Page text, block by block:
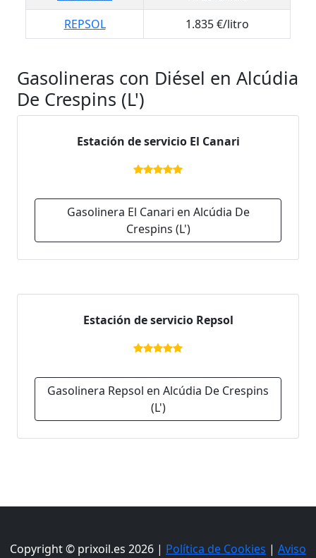
REPSOL
1.835 €/litro
Gasolineras con Diésel en Alcúdia
De Crespins (L')
Estación de servicio El Canari
Gasolinera El Canari en Alcúdia De
Crespins (L')
Estación de servicio Repsol
Gasolinera Repsol en Alcúdia De Crespins
(L')
Copyright © prixoil.es 2026 | Política de Cookies | Aviso